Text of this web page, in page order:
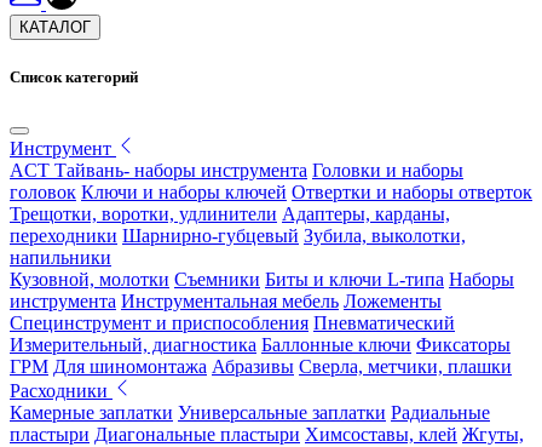
КАТАЛОГ
Список категорий
Инструмент
ACT Тайвань- наборы инструмента Головки и наборы
головок Ключи и наборы ключей Отвертки и наборы отверток
Трещотки, воротки, удлинители Адаптеры, карданы,
переходники Шарнирно-губцевый Зубила, выколотки,
напильники
Кузовной, молотки Съемники Биты и ключи L-типа Наборы
инструмента Инструментальная мебель Ложементы
Специнструмент и приспособления Пневматический
Измерительный, диагностика Баллонные ключи Фиксаторы
ГРМ Для шиномонтажа Абразивы Сверла, метчики, плашки
Расходники
Камерные заплатки Универсальные заплатки Радиальные
пластыри Диагональные пластыри Химсоставы, клей Жгуты,